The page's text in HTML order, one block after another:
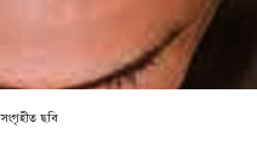
সংগৃহীত ছবি